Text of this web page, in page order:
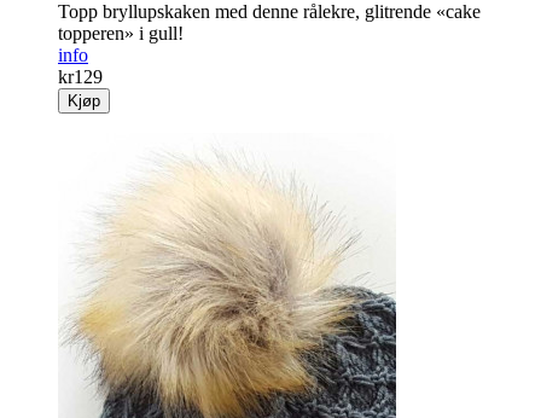
Topp bryllupskaken med denne rålekre, glitrende «cake
topperen» i gull!
info
kr129
Kjøp